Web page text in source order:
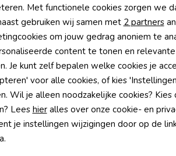
-50% korting
cookies
Met functionele cookies zorgen we
gebruiken wij samen met 2 partners
om jouw gedrag anoniem te
content te tonen en
Je kunt zelf bepalen welke cookies je
voor alle cookies, of kies
Wil je alleen noodzakelijke cookies?
Lees hieralles over onze cookie- en
je instellingen wijzigingen door op de